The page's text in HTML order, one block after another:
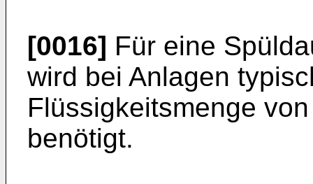
[0016] Für eine
wird bei Anlagen
Flüssigkeitsmenge
benötigt.